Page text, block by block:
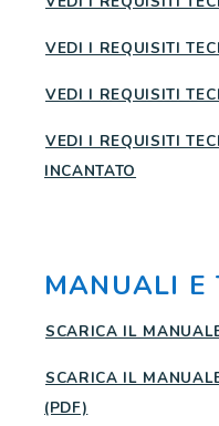
VEDI I REQUISITI
VEDI I REQUISITI
VEDI I REQUISITI
INCANTATO
MANUALI E
SCARICA IL
SCARICA IL
(PDF)